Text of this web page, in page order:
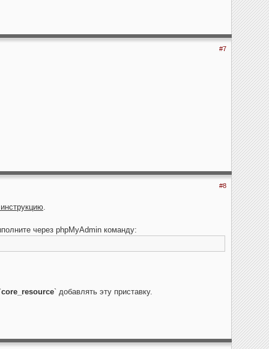
#7
#8
.
через phpMyAdmin команду:
core_resource` добавлять эту приставку.